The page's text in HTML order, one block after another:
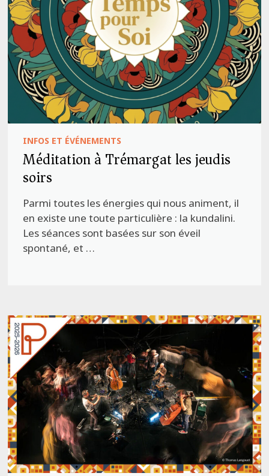
INFOS ET ÉVÉNEMENTS
Méditation à Trémargat les jeudis
soirs
Parmi toutes les énergies qui nous animent, il
en existe une toute particulière : la kundalini.
Les séances sont basées sur son éveil
spontané, et …